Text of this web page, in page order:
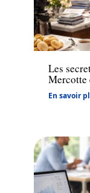
Actu
Les
Mercotte
En savoir